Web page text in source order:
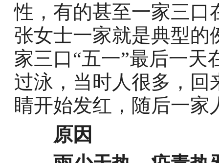
性，有的甚至一家三口
张女士一家就是典型的
家三口“五一”最后一
过泳，当时人很多，回
睛开始发红，随后一家
原因